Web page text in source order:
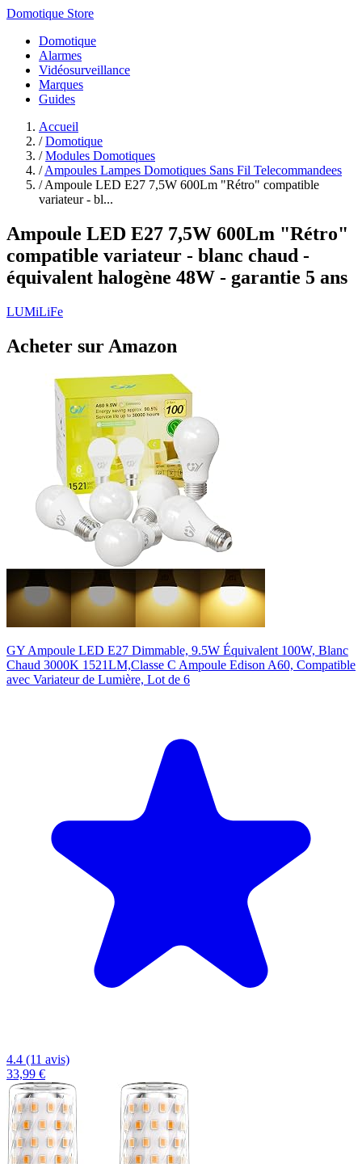
Domotique Store
Domotique
Alarmes
Vidéosurveillance
Marques
Guides
Accueil
/ Domotique
/ Modules Domotiques
/ Ampoules Lampes Domotiques Sans Fil Telecommandees
/ Ampoule LED E27 7,5W 600Lm "Rétro" compatible
variateur - bl...
Ampoule LED E27 7,5W 600Lm "Rétro"
compatible variateur - blanc chaud -
équivalent halogène 48W - garantie 5 ans
LUMiLiFe
Acheter sur Amazon
GY Ampoule LED E27 Dimmable, 9.5W Équivalent 100W, Blanc
Chaud 3000K 1521LM,Classe C Ampoule Edison A60, Compatible
avec Variateur de Lumière, Lot de 6
4.4 (11 avis)
33,99 €